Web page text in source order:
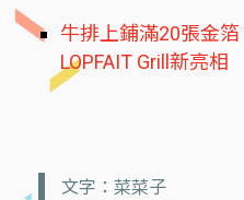
牛排上鋪滿20張金
LOPFAIT Grill新亮相
文字：菜菜子